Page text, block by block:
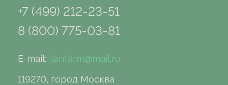
+7 (499) 212-23-51
8 (800) 775-03-81
E-mail: ilanfarm@mail.ru
119270, город Москва